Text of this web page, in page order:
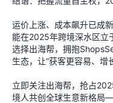
运价上涨、成本飙升已成
能在2025年跨境深水区立
选择出海帮，拥抱
生态，让“获客更容易、增
立即关注出海帮，抢占
境人共创全球生意新格局